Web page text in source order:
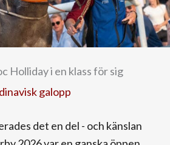
Holliday i en klass för sig
galopp
det en del - och känslan